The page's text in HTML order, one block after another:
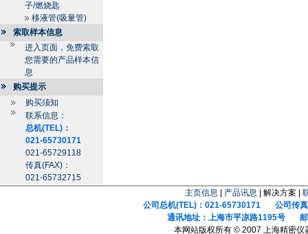
子/燃烧匙
移液管(吸量管)
索取样本信息
进入页面，免费索取
您需要的产品样本信
息
购买提示
购买须知
联系信息：
总机(TEL)：
021-65730171
021-65729118
传真(FAX)：
021-65732715
主页信息 产品讯息 | 解决方案 |
公司总机(TEL)：021-65730171 公司传真
通讯地址：上海市平凉路1195号 邮
本网站版权所有 © 2007 上海精密仪